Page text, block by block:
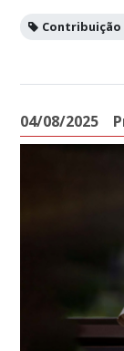
Contribuição
04/08/2025